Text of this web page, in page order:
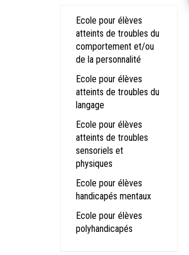
Ecole pour élèves
atteints de troubles du
comportement et/ou
de la personnalité
Ecole pour élèves
atteints de troubles du
langage
Ecole pour élèves
atteints de troubles
sensoriels et
physiques
Ecole pour élèves
handicapés mentaux
Ecole pour élèves
polyhandicapés